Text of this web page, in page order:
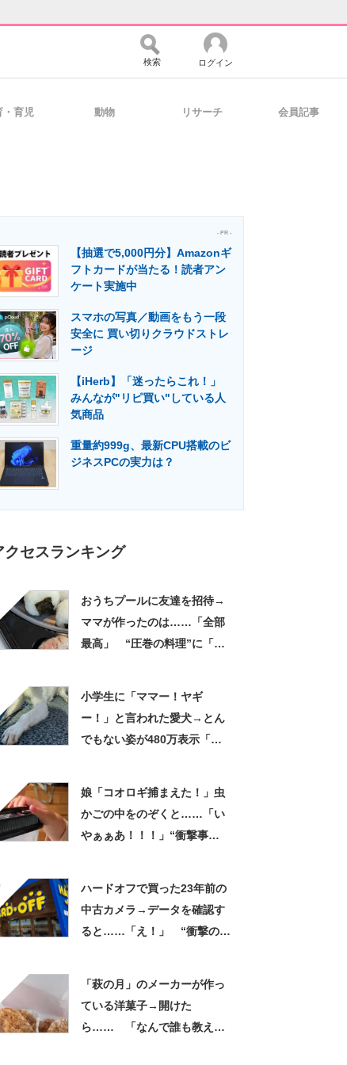
ュニティ マーケ×ITの今がよく分かる
用を支援
検索 ログイン
・育児 動物 リサーチ 会員記事
- PR -
【抽選で5,000円分】Amazonギ
フトカードが当たる！読者アン
ケート実施中
スマホの写真／動画をもう一段
安全に 買い切りクラウドストレ
ージ
【iHerb】「迷ったらこれ！」
みんなが"リピ買い"している人
気商品
重量約999g、最新CPU搭載のビ
ジネスPCの実力は？
クセスランキング
おうちプールに友達を招待→
ママが作ったのは……「全部
最高」 “圧巻の料理”に「う
小学生に「ママー！ヤギ
ー！」と言われた愛犬→とん
でもない姿が480万表示「ど
娘「コオロギ捕まえた！」虫
かごの中をのぞくと……「い
やぁぁあ！！！」“衝撃事
ハードオフで買った23年前の
中古カメラ→データを確認す
ると……「え！」 “衝撃の中
「萩の月」のメーカーが作っ
ている洋菓子→開けた
ら…… 「なんで誰も教えて